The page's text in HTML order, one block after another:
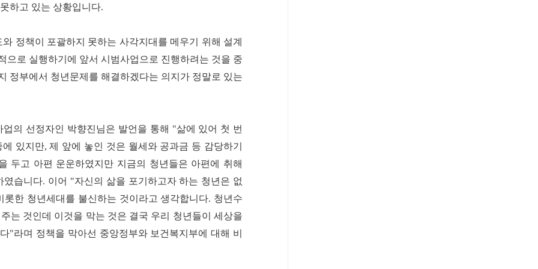
하고 있는 상황입니다.
정책이 포괄하지 못하는 사각지대를 메우기 위해 설계
으로 실행하기에 앞서 시범사업으로 진행하려는 것을 중
정부에서 청년문제를 해결하겠다는 의지가 정말로 있는
의 선정자인 박향진님은 발언을 통해 "삶에 있어 첫 번
있지만, 제 앞에 놓인 것은 월세와 공과금 등 감당하기
두고 아편 운운하였지만 지금의 청년들은 아편에 취해
습니다. 이어 "자신의 삶을 포기하고자 하는 청년은 없
한 청년세대를 불신하는 것이라고 생각합니다. 청년수
는 것인데 이것을 막는 것은 결국 우리 청년들이 세상을
"라며 정책을 막아선 중앙정부와 보건복지부에 대해 비